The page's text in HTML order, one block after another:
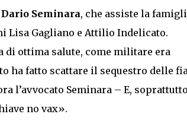
Dario Seminara, che assiste la
Lisa Gagliano e Attilio Indelicato.
di ottima salute, come militare era
ha fatto scattare il sequestro delle
l’avvocato Seminara – E,
no vax».